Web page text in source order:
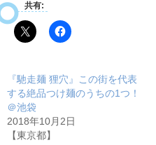
共有:
『馳走麺 狸穴』この街を代表
する絶品つけ麺のうちの1つ！
＠池袋
2018年10月2日
【東京都】